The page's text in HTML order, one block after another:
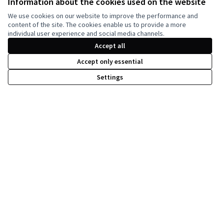
We use cookies on our website to improve the performance and
content of the site. The cookies enable us to provide a more
individual user experience and social media channels.
Accept all
Accept only essential
Settings
Decidim Ljubljana na Facebooku
(Zunanja povezava)
(Zunanja povezava)
Spletno mesto je narejeno zbrezplačno programsko opremo
Dovoljenja
(Zunanja